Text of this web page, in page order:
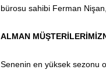
bürosu sahibi Ferman
ALMAN
Senenin en yüksek sezonu